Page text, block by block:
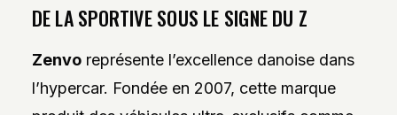
DE LA SPORTIVE SOUS LE SIGNE DU Z
Zenvoreprésente l’excellence danoise dans
l’hypercar. Fondée en 2007, cette marque